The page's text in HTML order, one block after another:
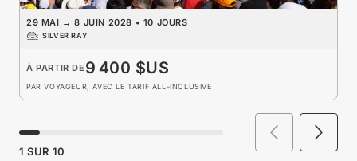
29 MAI → 8 JUIN 2028 • 10 JOURS
SILVER RAY
À PARTIR DE 9 400 $US
PAR VOYAGEUR, AVEC LE TARIF ALL-INCLUSIVE
1 SUR 10